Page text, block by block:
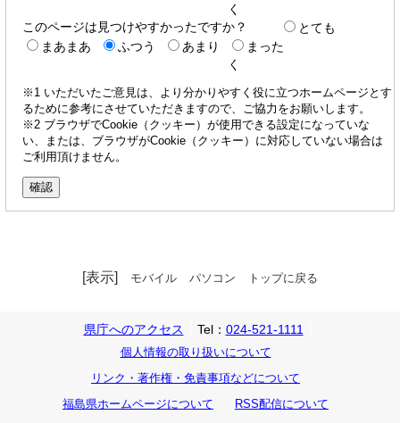
く
このページは見つけやすかったですか？
とても
まあまあ
ふつう あまり
まった
く
※1 いただいたご意見は、より分かりやすく役に立つホームページとす
るために参考にさせていただきますので、ご協力をお願いします。
※2 ブラウザでCookie（クッキー）が使用できる設定になっていな
い、または、ブラウザがCookie（クッキー）に対応していない場合は
ご利用頂けません。
[表示] モバイル パソコン トップに戻る
県庁へのアクセス Tel： 024-521-1111
個人情報の取り扱いについて
リンク・著作権・免責事項などについて
福島県ホームページについて
RSS配信について